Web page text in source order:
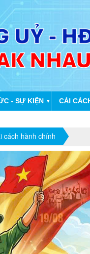
- SỰ KIỆN ▼ CẢI
cách hành chính